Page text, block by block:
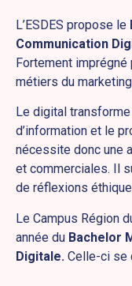
L’ESDES propose le
Communication
Fortement imprégné
métiers du
Le digital
d’information et le
nécessite donc une
et commerciales. Il
de réflexions
Le Campus Région
année du Bachelor
Digitale. Celle-ci se